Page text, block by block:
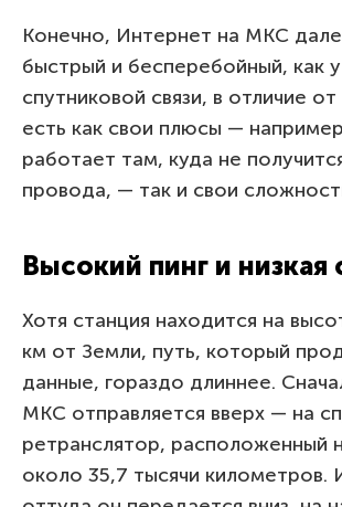
Конечно, Интернет на МКС
быстрый и бесперебойный, как
спутниковой связи, в отличие
есть как свои плюсы —
работает там, куда не
провода, — так и свои
Высокий пинг и низкая
Хотя станция находится на
км от Земли, путь, который
данные, гораздо длиннее.
МКС отправляется вверх — на
ретранслятор, расположенный
около 35,7 тысячи километров.